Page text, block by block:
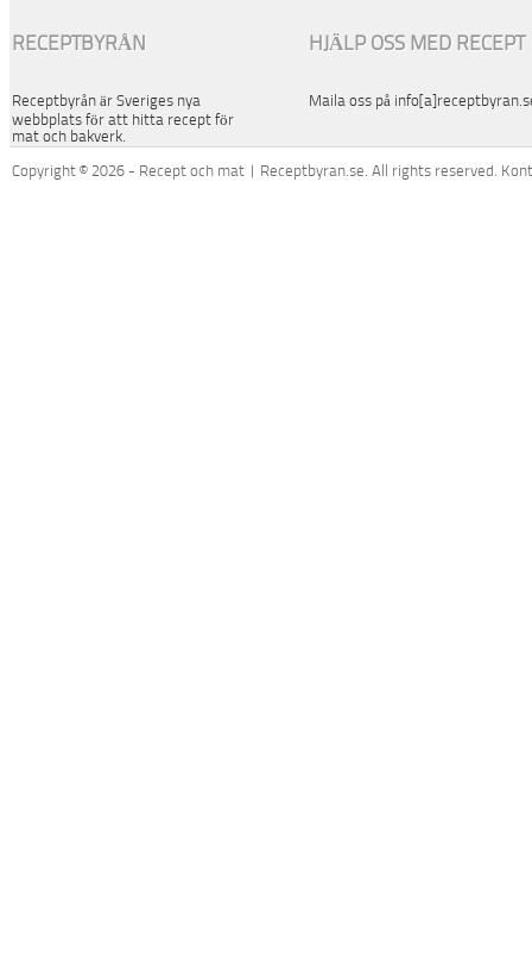
RECEPTBYRÅN
Receptbyrån är Sveriges nya
webbplats för att hitta recept för
mat och bakverk.
HJÄLP OSS MED RECEPT
Maila oss på
Copyright © 2026 - Recept och mat | Receptbyran.se. All rights reserved.